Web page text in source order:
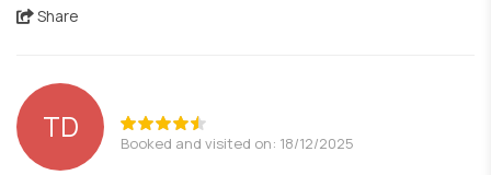
Share
TD Booked and visited on: 18/12/2025